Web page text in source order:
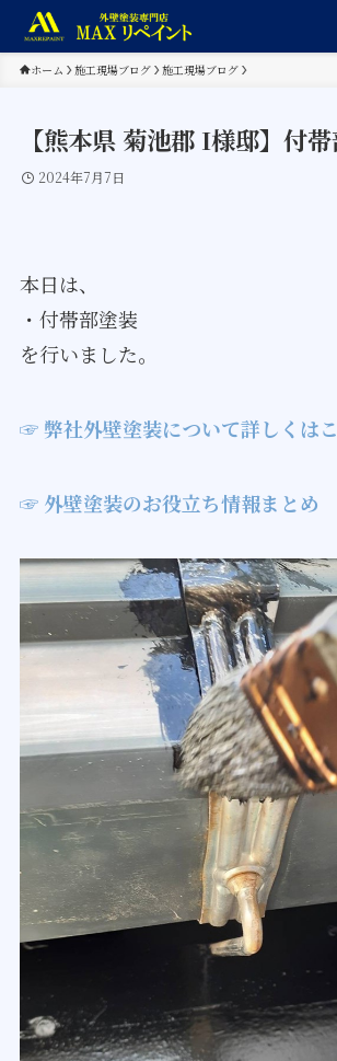
ホーム 施工現場ブログ 施工現場ブログ
【熊本県 菊池郡 I様邸】付
2024年7月7日
本日は、
・付帯部塗装
​​​​​​​を行いました。
☞ 弊社外壁塗装について詳しくは
☞ 外壁塗装のお役立ち情報まとめ